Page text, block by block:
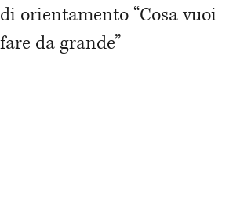
di orientamento “Cosa vuoi
fare da grande”